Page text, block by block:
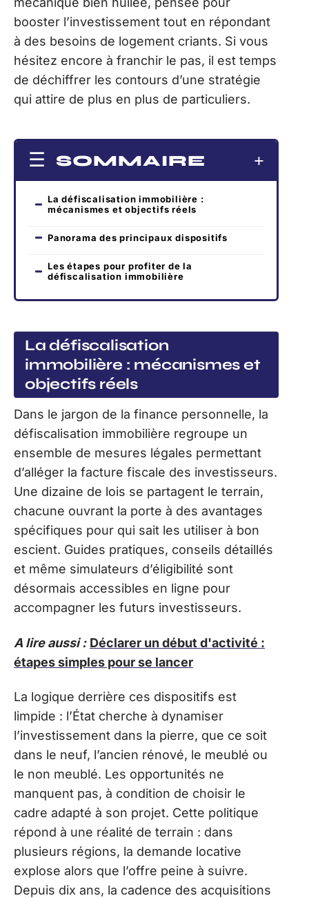
booster l’investissement tout en répondant
à des besoins de logement criants. Si vous
hésitez encore à franchir le pas, il est temps
de déchiffrer les contours d’une stratégie
qui attire de plus en plus de particuliers.
SOMMAIRE
La défiscalisation immobilière :
mécanismes et objectifs réels
Panorama des principaux dispositifs
Les étapes pour profiter de la
défiscalisation immobilière
La défiscalisation
immobilière : mécanismes et
objectifs réels
Dans le jargon de la finance personnelle, la
défiscalisation immobilière regroupe un
ensemble de mesures légales permettant
d’alléger la facture fiscale des investisseurs.
Une dizaine de lois se partagent le terrain,
chacune ouvrant la porte à des avantages
spécifiques pour qui sait les utiliser à bon
escient. Guides pratiques, conseils détaillés
et même simulateurs d’éligibilité sont
désormais accessibles en ligne pour
accompagner les futurs investisseurs.
A lire aussi : Déclarer un début d'activité :
étapes simples pour se lancer
La logique derrière ces dispositifs est
limpide : l’État cherche à dynamiser
l’investissement dans la pierre, que ce soit
dans le neuf, l’ancien rénové, le meublé ou
le non meublé. Les opportunités ne
manquent pas, à condition de choisir le
cadre adapté à son projet. Cette politique
répond à une réalité de terrain : dans
plusieurs régions, la demande locative
explose alors que l’offre peine à suivre.
Depuis dix ans, la cadence des acquisitions